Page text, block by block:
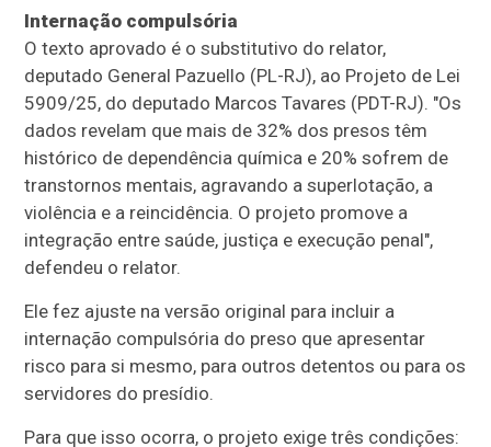
Internação compulsória
O texto aprovado é osubstitutivo do relator,
deputado General Pazuello (PL-RJ), ao Projeto de Lei
5909/25, do deputado Marcos Tavares (PDT-RJ). "Os
dados revelam que mais de 32% dos presos têm
histórico de dependência química e 20% sofrem de
transtornos mentais, agravando a superlotação, a
violência e a reincidência. O projeto promove a
integração entre saúde, justiça e execução penal",
defendeu o relator.
Ele fez ajuste na versão original para incluir a
internação compulsória do preso que apresentar
risco para si mesmo, para outros detentos ou para os
servidores do presídio.
Para que isso ocorra, o projeto exige três condições: